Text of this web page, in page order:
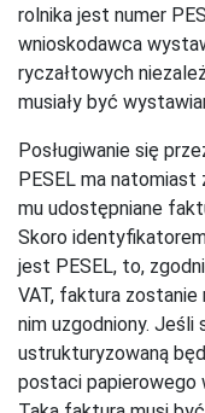
rolnika jest numer
wnioskodawca
ryczałtowych
musiały być
Posługiwanie się
PESEL ma
mu udostępniane
Skoro
jest PESEL, to,
VAT, faktura zostanie
nim uzgodniony.
ustrukturyzowaną
postaci papierowego